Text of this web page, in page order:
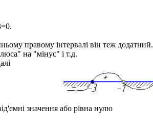
.
правому інтервалі він теж додатний.
на "мінус" і т.д.
значення або рівна нулю